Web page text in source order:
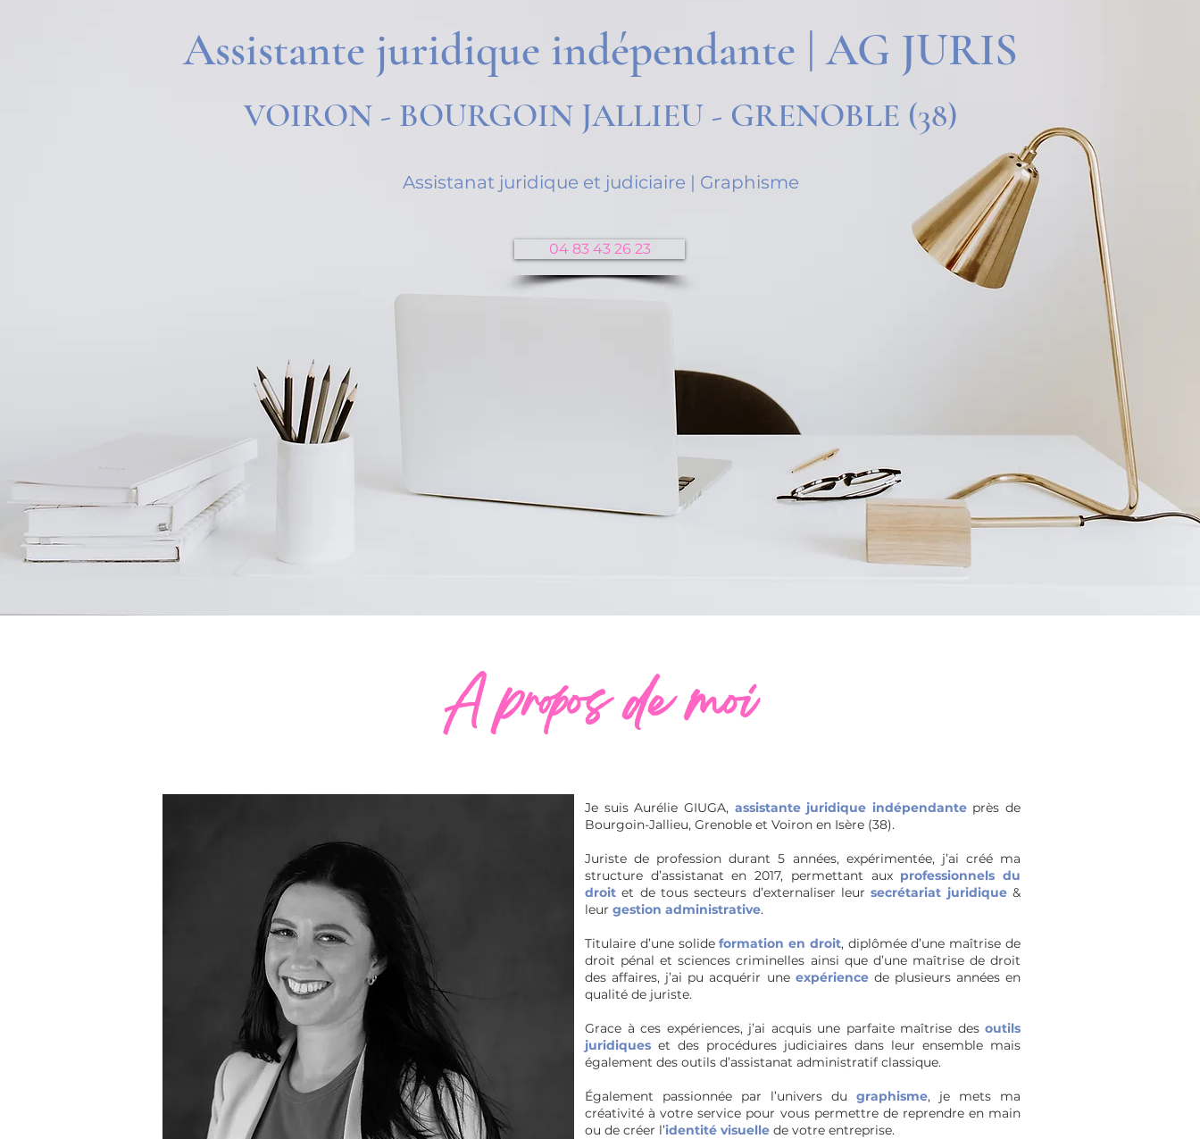
Assistante juridique indépendante | AG JURIS
VOIRON - BOURGOIN JALLIEU - GRENOBLE (38)
Assistanat juridique et judiciaire | Graphisme
04 83 43 26 23
A propos de moi
Je suis Aurélie GIUGA, assistante juridique indépendanteprès de
Bourgoin-Jallieu, Grenoble et Voiron en Isère (38).
Juriste de profession durant 5 années, expérimentée, j’ai créé ma
structure d’assistanat en 2017, permettant aux professionnels du
droit et de tous secteurs d’externaliser leursecrétariat juridique&
leur gestion administrative.
Titulaire d’une solideformation en droit, diplômée d’une maîtrise de
droit pénal et sciences criminelles ainsi que d’une maîtrise de droit
des affaires, j’ai pu acquérir une expériencede plusieurs années en
qualité de juriste.
Grace à ces expériences, j’ai acquis une parfaite maîtrise des outils
juridiques et des procédures judiciaires dans leur ensemble mais
également des outils d’assistanat administratif classique.
Également passionnée par l’univers du graphisme, je mets ma
créativité à votre service pour vous permettre de reprendre en main
ou de créer l’identité visuelle de votre entreprise.